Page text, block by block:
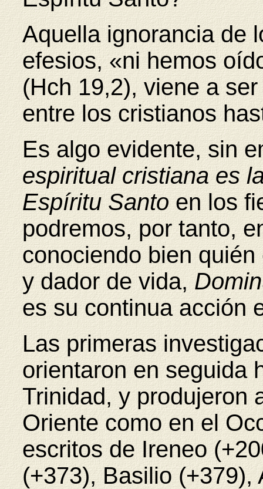
Aquella ignorancia de
efesios, «ni hemos
(Hch 19,2), viene a
entre los cristianos
Es algo evidente, sin
espiritual cristiana es
Espíritu Santoen los
podremos, por tanto,
conociendo bien
y dador de vida,
es su continua acción
Las primeras
orientaron en seguida
Trinidad, y produjeron
Oriente como en el
escritos de Ireneo
(+373), Basilio (+379),